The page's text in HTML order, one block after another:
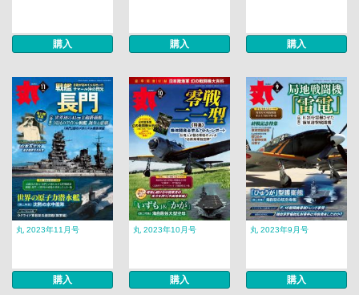
購入 購入 購入
丸 2023年11月号
購入
丸 2023年10月号
購入
丸 2023年9月号
購入